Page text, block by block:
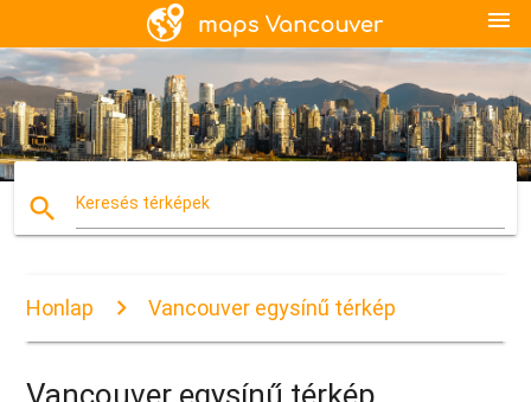
menu
search Keresés térképek
Honlap Vancouver egysínű térkép
Vancouver egysínű térkép